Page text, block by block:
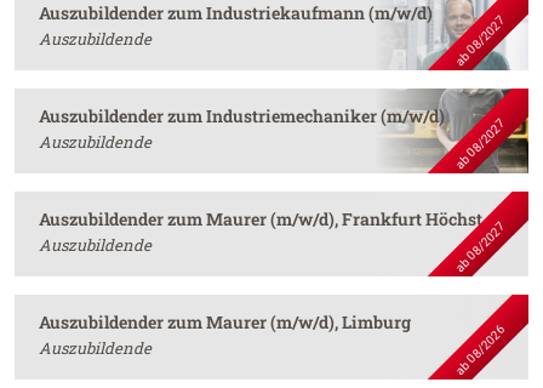
ab 08/2027
Auszubildender zum Industriekaufmann (m/w/d)
Auszubildende
ab 08/2027
Auszubildender zum Industriemechaniker (m/w/d)
Auszubildende
ab 08/2027
Auszubildender zum Maurer (m/w/d), Frankfurt Höchst
Auszubildende
ab 08/2026
Auszubildender zum Maurer (m/w/d), Limburg
Auszubildende